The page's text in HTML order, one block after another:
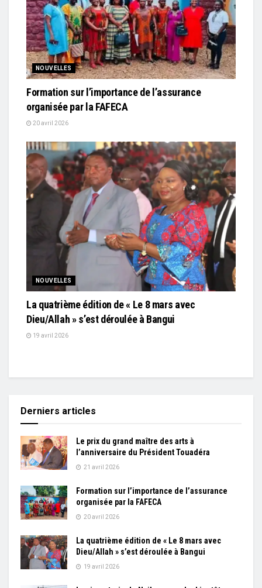
NOUVELLES
Formation sur l’importance de l’assurance
organisée par la FAFECA
20 avril 2026
NOUVELLES
La quatrième édition de « Le 8 mars avec
Dieu/Allah » s’est déroulée à Bangui
19 avril 2026
Derniers articles
Le prix du grand maître des arts à
l’anniversaire du Président Touadéra
21 avril 2026
Formation sur l’importance de l’assurance
organisée par la FAFECA
20 avril 2026
La quatrième édition de « Le 8 mars avec
Dieu/Allah » s’est déroulée à Bangui
19 avril 2026